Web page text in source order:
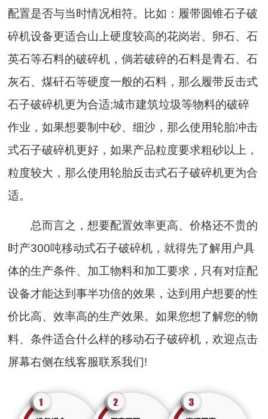
配置是否与当时情况相符。比如：履带圆锥石子破
碎机设备更适合山上硬度较高的花岗岩、卵石、石
英石等石料的破碎机，倘若破碎的石料是青石、石
灰石、煤矸石等硬度一般的石料，那么履带反击式
石子破碎机更为合适;城市建筑垃圾等物料的破碎
作业，如果想要制中砂、细沙，那么使用轮胎冲击
式石子破碎机更好，如果产品粒度要求粗砂以上，
粒度较大，那么使用轮胎反击式石子破碎机更为合
适。
总而言之，想要配置效率更高、价格还不贵的
时产300吨移动式石子破碎机，就得先了解用户具
体的生产条件、加工物料和加工要求，只有对症配
设备才能达到事半功倍的效果，达到用户想要的性
价比高、效率高的生产效果。如果您想了解您的物
料、条件适合什么样的移动石子破碎机，欢迎点击
屏幕右侧在线客服联系我们!